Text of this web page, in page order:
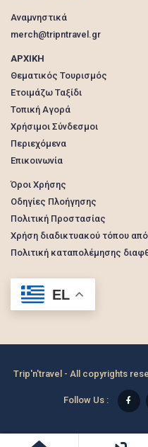
Αναμνηστικά
merch@tripntravel.gr
ΑΡΧΙΚΗ
Θεματικός Τουρισμός
Ετοιμάζω Ταξίδι
Τοπική Αγορά
Χρήσιμοι Σύνδεσμοι
Περιεχόμενα
Επικοινωνία
Όροι Χρήσης
Οδηγίες Πλοήγησης
Πολιτική Προστασίας
Χρήση διαδικτυακού τόπου
Πολιτική καταπολέμησης
EL
Trip'n'travel - All copyrights
Follow Us :